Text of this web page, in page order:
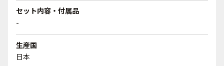
セット内容・付属品
-
生産国
日本